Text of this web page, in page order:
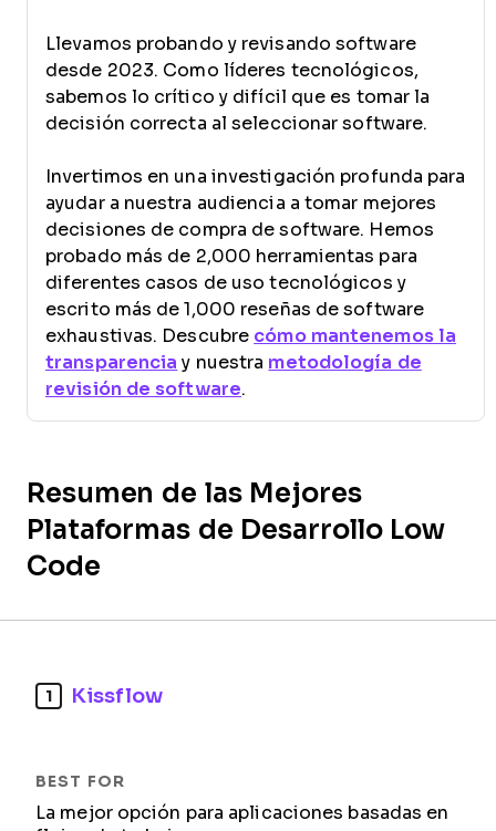
Llevamos probando y revisando software
desde 2023. Como líderes tecnológicos,
sabemos lo crítico y difícil que es tomar la
decisión correcta al seleccionar software.
Invertimos en una investigación profunda para
ayudar a nuestra audiencia a tomar mejores
decisiones de compra de software. Hemos
probado más de 2,000 herramientas para
diferentes casos de uso tecnológicos y
escrito más de 1,000 reseñas de software
exhaustivas. Descubre cómo mantenemos la
transparencia y nuestra metodología de
revisión de software.
Resumen de las Mejores
Plataformas de Desarrollo Low
Code
1 Kissflow
La mejor opción para aplicaciones basadas en